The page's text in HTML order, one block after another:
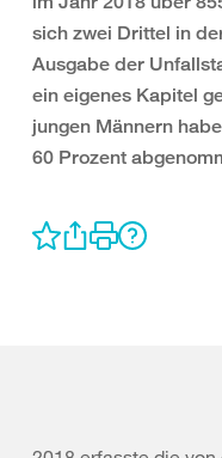
sich zwei Drittel in
Ausgabe der
ein eigenes Kapitel
jungen Männern
60 Prozent